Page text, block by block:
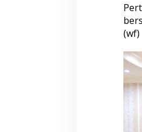
r
i
(wf)